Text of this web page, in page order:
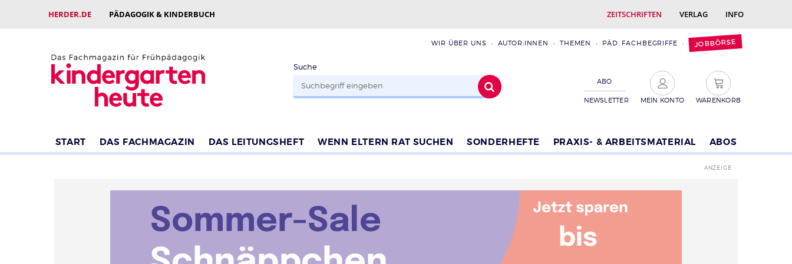
HERDER.DE PÄDAGOGIK & KINDERBUCH ZEITSCHRIFTEN VERLAG INFO
WIR ÜBER UNS AUTOR:INNEN THEMEN PÄD. FACHBEGRIFFE JOBBÖRSE
Suche
ABO
NEWSLETTER MEIN KONTO WARENKORB
START DAS FACHMAGAZIN DAS LEITUNGSHEFT WENN ELTERN RAT SUCHEN SONDERHEFTE PRAXIS- & ARBEITSMATERIAL ABOS